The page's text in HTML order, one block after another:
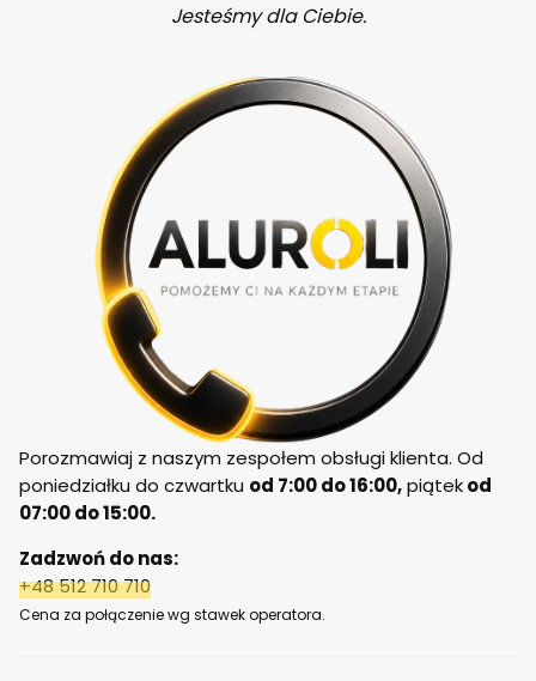
Jesteśmy dla Ciebie.
Porozmawiaj z naszym zespołem obsługi klienta. Od
poniedziałku do czwartku od 7:00 do 16:00,piątekod
07:00 do 15:00.
Zadzwoń do nas:
+48 512 710 710
Cena za połączenie wg stawek operatora.